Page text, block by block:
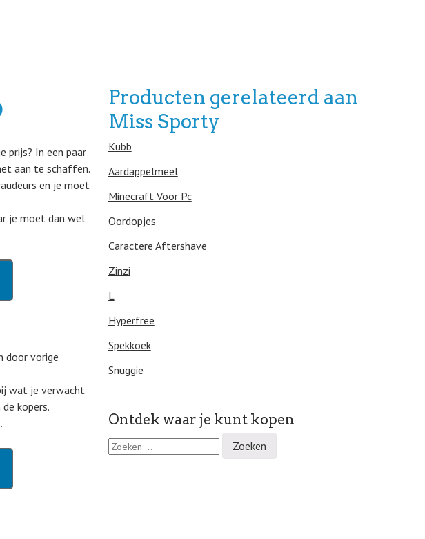
prijs? In een paar
aan te schaffen.
en je moet
je moet dan wel
door vorige
wat je verwacht
kopers.
Producten gerelateerd aan
Miss Sporty
Kubb
Aardappelmeel
Minecraft Voor Pc
Oordopjes
Caractere Aftershave
Zinzi
L
Hyperfree
Spekkoek
Snuggie
Ontdek waar je kunt kopen
Z
o